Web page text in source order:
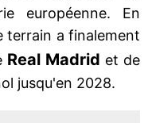
européenne. En
terrain a finalement
Real Madrid et de
jusqu'en 2028.